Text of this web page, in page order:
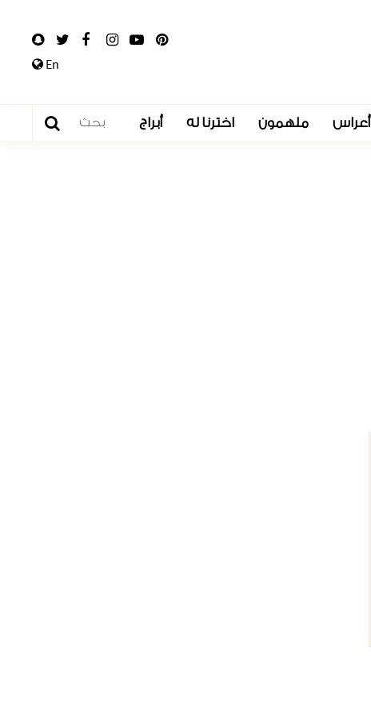
En
أعراس ملهمون اخترنا له أبراج